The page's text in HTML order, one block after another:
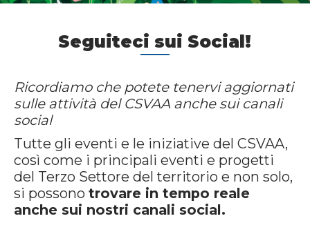
Seguiteci sui Social!
Ricordiamo che potete tenervi aggiornati
sulle attività del CSVAA anche sui canali
social
Tutte gli eventi e le iniziative del CSVAA,
così come i principali eventi e progetti
del Terzo Settore del territorio e non solo,
si possono trovare in tempo reale
anche sui nostri canali social.